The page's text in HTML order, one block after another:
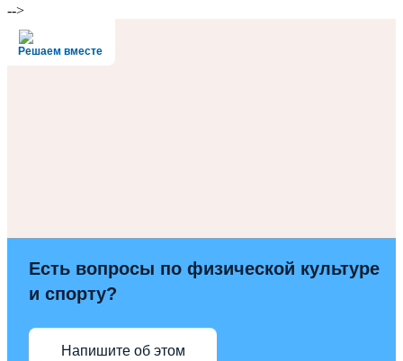
-->
Решаем вместе
Есть вопросы по физической культуре
и спорту?
Напишите об этом